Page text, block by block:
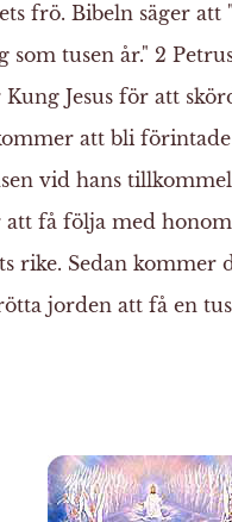
frö. Bibeln säger
som tusen år." 2
Jesus för att
att bli
vid hans
att få följa med
rike. Sedan kommer
jorden att få en